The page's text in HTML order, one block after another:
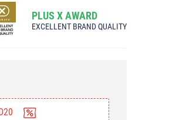
PLUS X AWARD
EXCELLENT BRAND QUALITY